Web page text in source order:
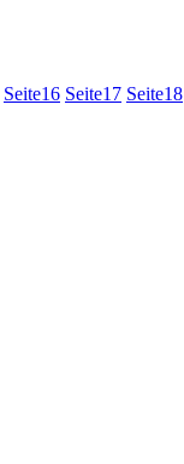
Seite16 Seite17 Seite18